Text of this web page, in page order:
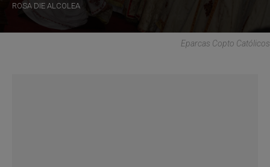
ROSA DIE ALCOLEA
Eparcas Copto Católicos